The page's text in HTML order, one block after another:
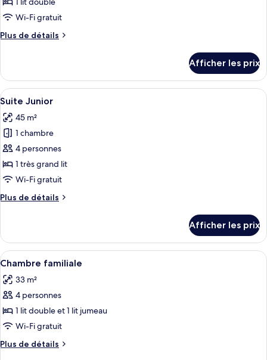
ce
type
de
Chambre
exécutive,
1
lit
double
Wi-Fi gratuit
Plus de détails
Plus
Chambre
exécutive,
1
double
Afficher les prix
Afficher
toutes
les
photos
pour
ce
type
chambre :
Une chambre d’hôtel moderne
5
Suite Junior
45 m²
1 chambre
4 personnes
1 très grand lit
Wi-Fi gratuit
Plus de détails
Plus
Suite
Junior
Afficher les prix
Afficher
toutes
les
photos
pour
ce
type
de
Une chambre d’hôtel avec deux
4
Chambre familiale
33 m²
4 personnes
1 lit double et 1 lit jumeau
Wi-Fi gratuit
Plus de détails
Plus